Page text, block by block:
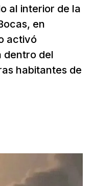
al interior de la
en
activó
dentro del
habitantes de